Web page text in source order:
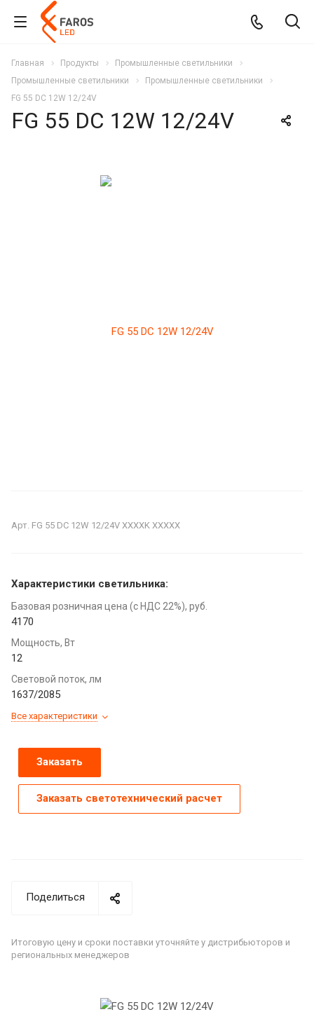
Главная Продукты
Промышленные светильники
Промышленные светильники
Промышленные светильники
FG 55 DC 12W 12/24V
FG 55 DC 12W 12/24V
Арт. FG 55 DC 12W 12/24V XXXXK XXXXX
Характеристики светильника:
Базовая розничная цена (с НДС 22%), руб.
4170
Мощность, Вт
12
Световой поток, лм
1637/2085
Все характеристики
Заказать
Заказать светотехнический расчет
Поделиться
Итоговую цену и сроки поставки уточняйте у дистрибьюторов и
региональных менеджеров